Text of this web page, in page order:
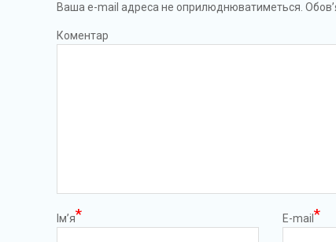
Ваша e-mail адреса не оприлюднюватиметься.
Коментар
Ім’я* E-mail *